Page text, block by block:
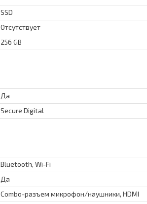
SSD
Отсутствует
256 GB
Да
Secure Digital
Bluetooth, Wi-Fi
Да
Combo-разъем микрофон/наушники, HDMI